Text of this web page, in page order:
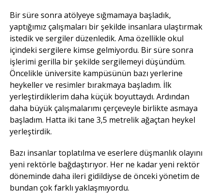
Bir süre sonra atölyeye sığmamaya başladık,
yaptığımız çalışmaları bir şekilde insanlara ulaştırmak
istedik ve sergiler düzenledik. Ama özellikle okul
içindeki sergilere kimse gelmiyordu. Bir süre sonra
işlerimi gerilla bir şekilde sergilemeyi düşündüm.
Öncelikle üniversite kampüsünün bazı yerlerine
heykeller ve resimler bırakmaya başladım. İlk
yerleştirdiklerim daha küçük boyuttaydı. Ardından
daha büyük çalışmalarımı çerçeveyle birlikte asmaya
başladım. Hatta iki tane 3,5 metrelik ağaçtan heykel
yerleştirdik.
Bazı insanlar toplatılma ve eserlere düşmanlık olayını
yeni rektörle bağdaştırıyor. Her ne kadar yeni rektör
döneminde daha ileri gidildiyse de önceki yönetim de
bundan çok farklı yaklaşmıyordu.